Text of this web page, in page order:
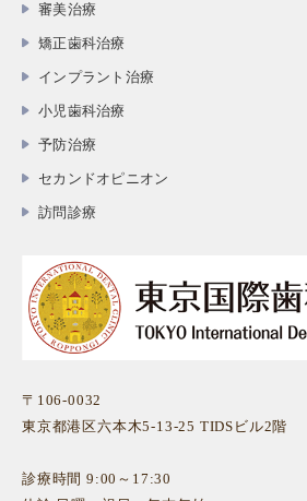
審美治療
矯正歯科治療
インプラント治療
小児歯科治療
予防治療
セカンドオピニオン
訪問診療
〒106-0032
東京都港区六本木5-13-25 TIDSビル2階
診療時間 9:00～17:30